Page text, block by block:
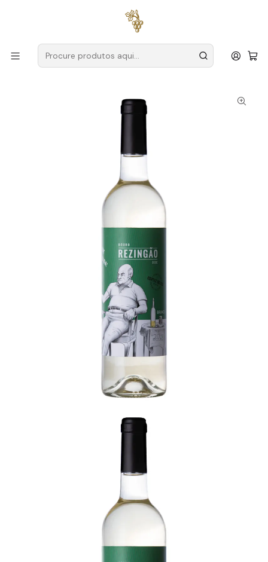
para encomendas a partir de
Produtores Douro
Cortes do Tua
Cortes do Tua Rezingão 2023 Douro Branco 75cl